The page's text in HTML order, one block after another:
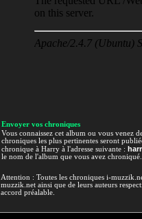
Envoyer vos chroniques
Vous connaissez cet album ou vous venez
chroniques les plus pertinentes seront
chronique à Harry à l'adresse suivante :
le nom de l'album que vous avez
Attention : Toutes les chroniques i-
muzzik.net ainsi que de leurs auteurs
accord préalable.